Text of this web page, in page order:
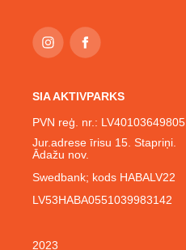
SIA AKTIVPARKS
PVN reģ. nr.: LV40103649805
Jur.adrese īrisu 15. Stapriņi.
Ādažu nov.
Swedbank; kods HABALV22
LV53HABA0551039983142
2023